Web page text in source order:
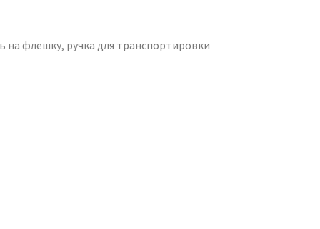
на флешку, ручка для транспортировки